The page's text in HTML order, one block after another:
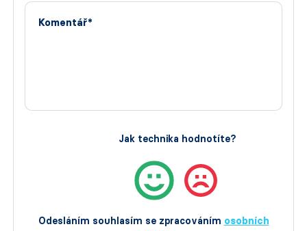
Komentář*
Odesláním souhlasím se zpracováním osobních
Jak technika hodnotíte?